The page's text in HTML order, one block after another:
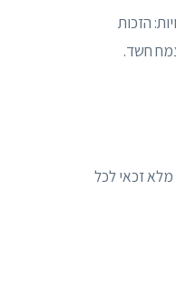
הזכות
חשד.
מלא זכאי לכל